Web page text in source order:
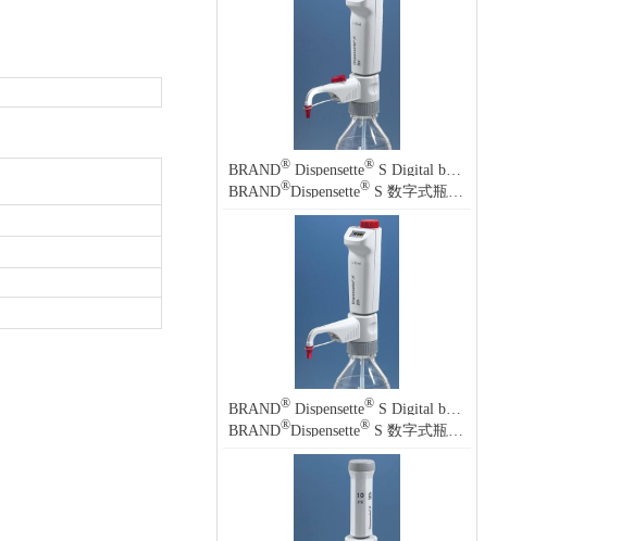
BRAND® Dispensette® S Digital bottle-top dispenser
BRAND®Dispensette® S 数字式瓶口分液器
BRAND® Dispensette® S Digital bottle-top dispenser
BRAND®Dispensette® S 数字式瓶口分液器